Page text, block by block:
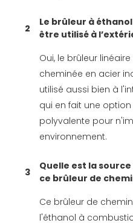
2
Le brûleur à
être utilisé à
Oui, le brûleur
cheminée en acier
utilisé aussi bien à
qui en fait une
polyvalente pour
environnement.
3
Quelle est la
ce brûleur de
Ce brûleur de
l'éthanol à